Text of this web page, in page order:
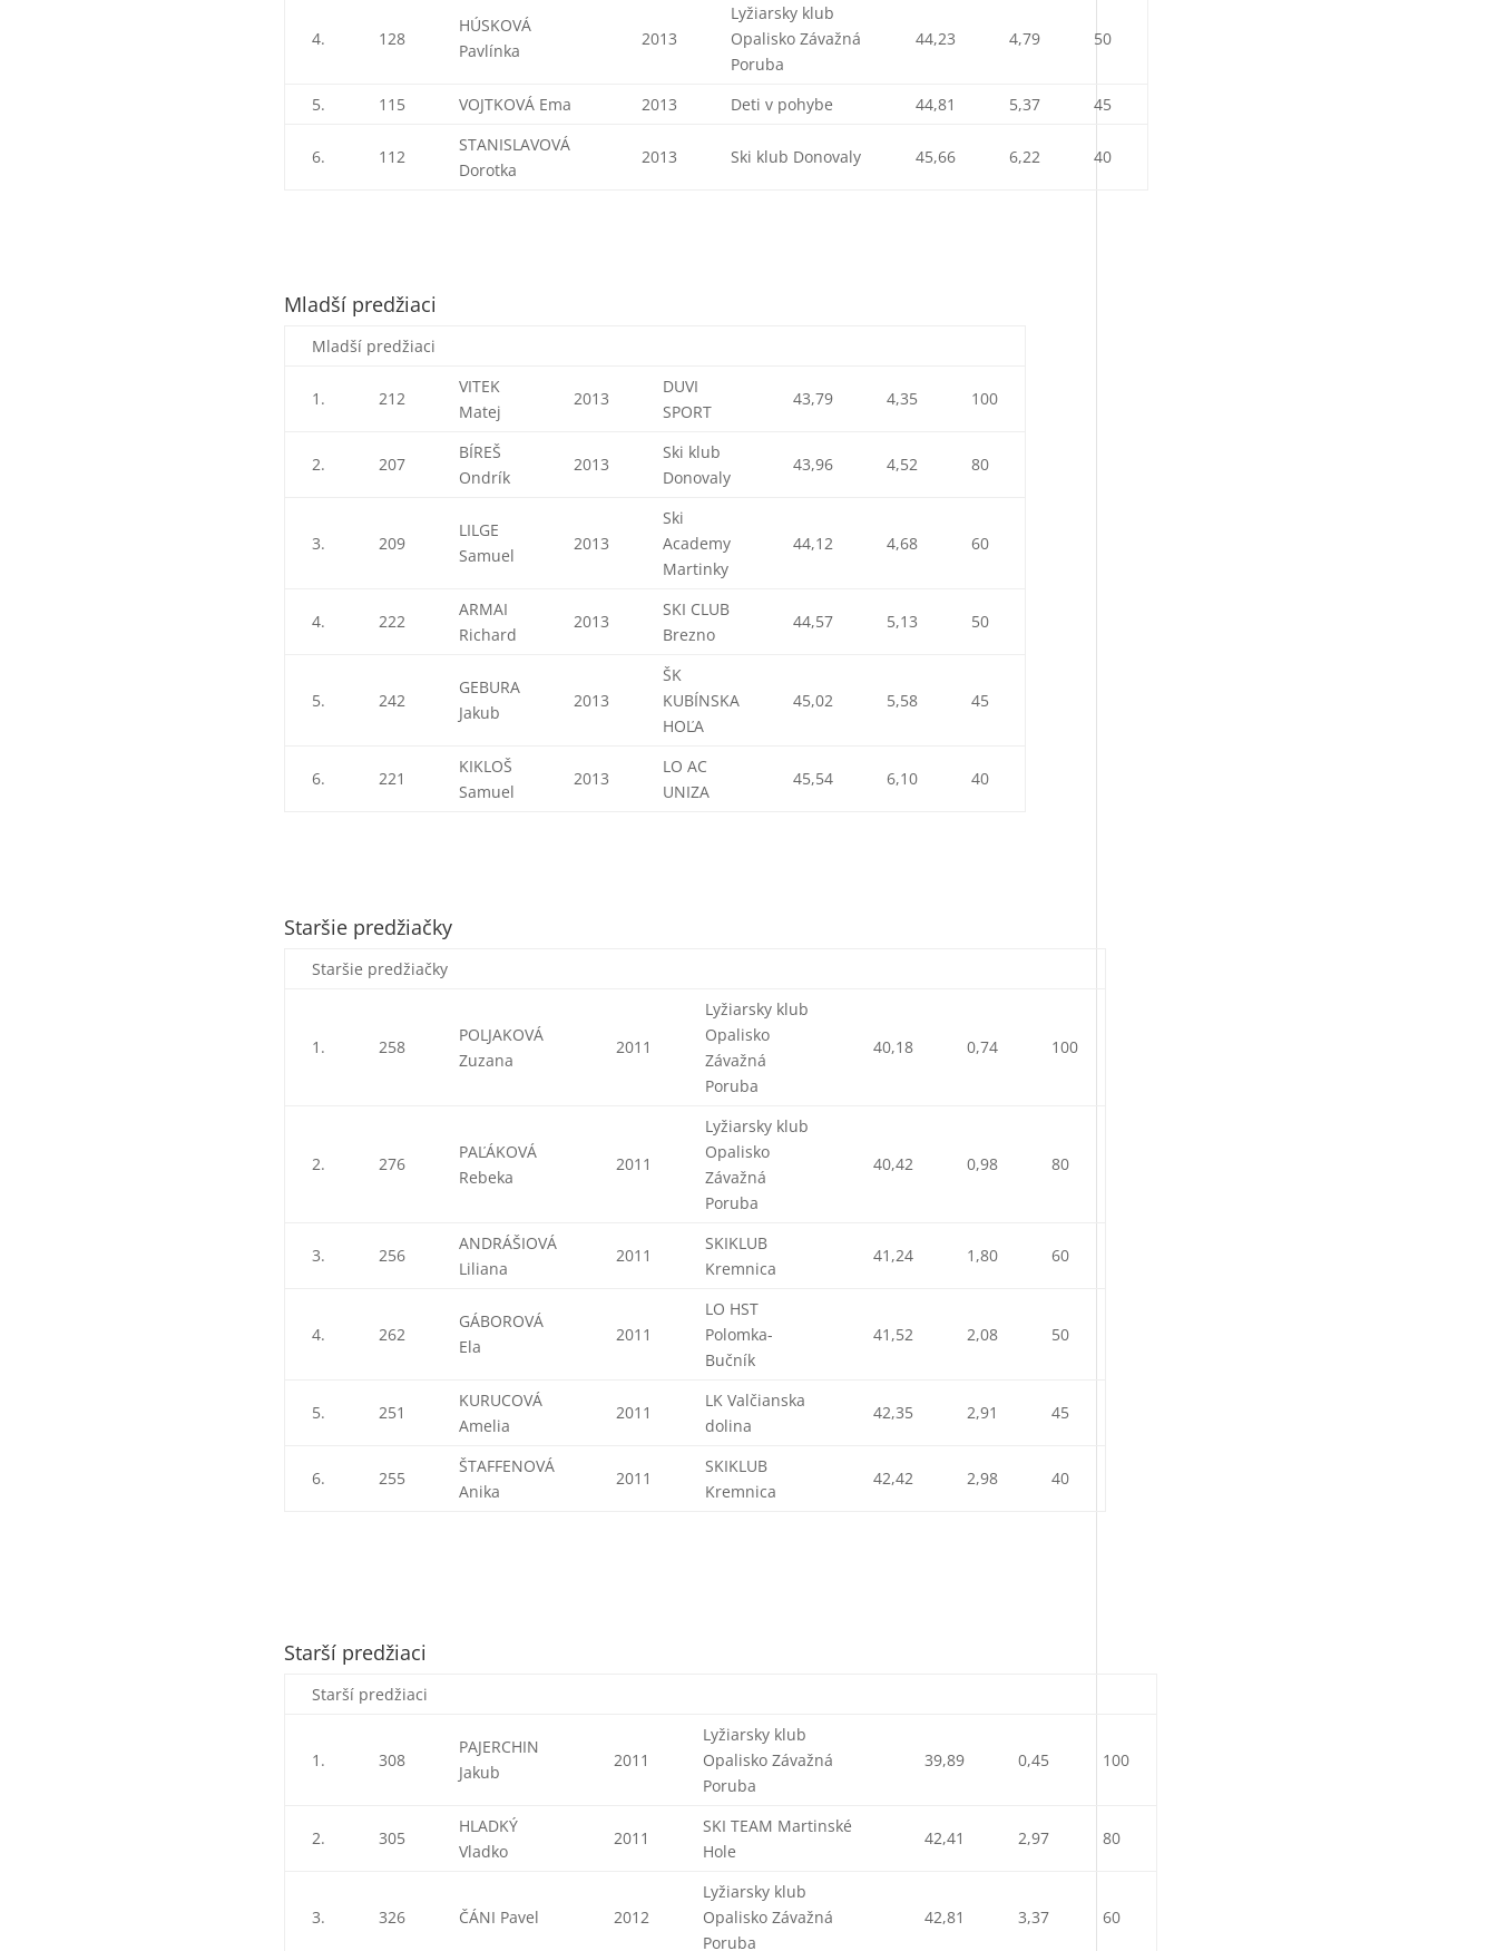
4. 128
HÚSKOVÁ
Pavlínka
2013
Lyžiarsky klub
Opalisko Závažná
Poruba
44,23 4,79 50
5. 115 VOJTKOVÁ Ema 2013 Deti v pohybe 44,81 5,37 45
6. 112
STANISLAVOVÁ
Dorotka
2013 Ski klub Donovaly 45,66 6,22 40
Mladší predžiaci
Mladší predžiaci
1. 212
VITEK
Matej
2013
DUVI
SPORT
43,79 4,35 100
2. 207
BÍREŠ
Ondrík
2013
Ski klub
Donovaly
43,96 4,52 80
3. 209
LILGE
Samuel
2013
Ski
Academy
Martinky
44,12 4,68 60
4. 222
ARMAI
Richard
2013
SKI CLUB
Brezno
44,57 5,13 50
5. 242
GEBURA
Jakub
2013
ŠK
KUBÍNSKA
HOĽA
45,02 5,58 45
6. 221
KIKLOŠ
Samuel
2013
LO AC
UNIZA
45,54 6,10 40
Staršie predžiačky
Staršie predžiačky
1. 258
POLJAKOVÁ
Zuzana
2011
Lyžiarsky klub
Opalisko
Závažná
Poruba
40,18 0,74 100
2. 276
PAĽÁKOVÁ
Rebeka
2011
Lyžiarsky klub
Opalisko
Závažná
Poruba
40,42 0,98 80
3. 256
ANDRÁŠIOVÁ
Liliana
2011
SKIKLUB
Kremnica
41,24 1,80 60
4. 262
GÁBOROVÁ
Ela
2011
LO HST
Polomka-
Bučník
41,52 2,08 50
5. 251
KURUCOVÁ
Amelia
2011
LK Valčianska
dolina
42,35 2,91 45
6. 255
ŠTAFFENOVÁ
Anika
2011
SKIKLUB
Kremnica
42,42 2,98 40
Starší predžiaci
Starší predžiaci
1. 308
PAJERCHIN
Jakub
2011
Lyžiarsky klub
Opalisko Závažná
Poruba
39,89 0,45 100
2. 305
HLADKÝ
Vladko
2011
SKI TEAM Martinské
Hole
42,41 2,97 80
3. 326 ČÁNI Pavel 2012
Lyžiarsky klub
Opalisko Závažná
Poruba
42,81 3,37 60